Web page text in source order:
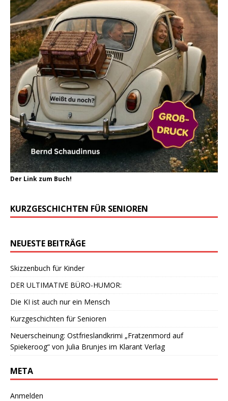
Der Link zum Buch!
KURZGESCHICHTEN FÜR SENIOREN
NEUESTE BEITRÄGE
Skizzenbuch für Kinder
DER ULTIMATIVE BÜRO-HUMOR:
Die KI ist auch nur ein Mensch
Kurzgeschichten für Senioren
Neuerscheinung: Ostfrieslandkrimi „Fratzenmord auf
Spiekeroog“ von Julia Brunjes im Klarant Verlag
META
Anmelden